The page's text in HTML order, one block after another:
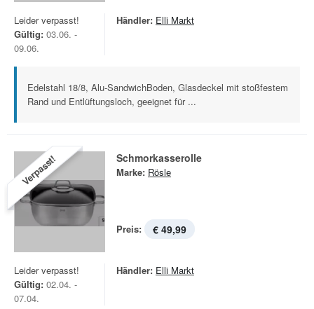
Leider verpasst!
Gültig: 03.06. -
09.06.
Händler: Elli Markt
Edelstahl 18/8, Alu-SandwichBoden, Glasdeckel mit stoßfestem
Rand und Entlüftungsloch, geeignet für ...
Verpasst! Schmorkasserolle
Marke: Rösle
Preis: € 49,99
Leider verpasst!
Gültig: 02.04. -
07.04.
Händler: Elli Markt